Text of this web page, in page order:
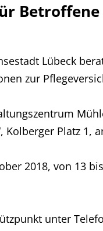
Lübeck
zur
Kolberger Platz 1,
2018, von 13
unter